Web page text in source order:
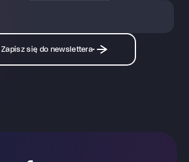
Zapisz się do newslettera